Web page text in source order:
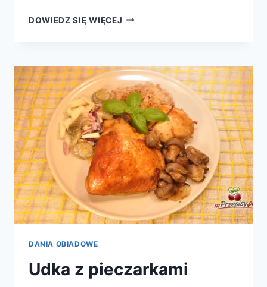
DOWIEDZ SIĘ WIĘCEJ UDKA
ZIEMNIAKAMI
DANIA OBIADOWE
Udka z pieczarkami